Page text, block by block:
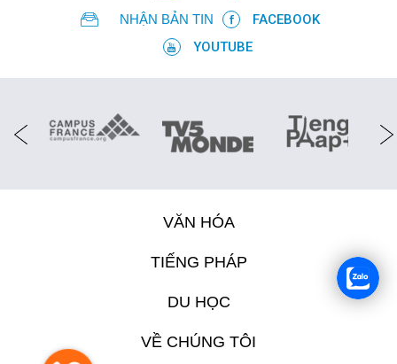
NHẬN BẢN TIN
FACEBOOK
YOUTUBE
VĂN HÓA
TIẾNG PHÁP
DU HỌC
VỀ CHÚNG TÔI